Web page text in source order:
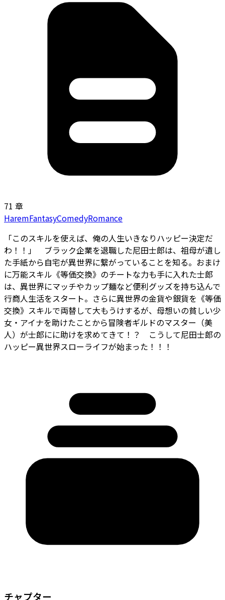
71 章
HaremFantasyComedyRomance
「このスキルを使えば、俺の人生いきなりハッピー決定だ
わ！！」 ブラック企業を退職した尼田士郎は、祖母が遺し
た手紙から自宅が異世界に繋がっていることを知る。おまけ
に万能スキル《等価交換》のチートな力も手に入れた士郎
は、異世界にマッチやカップ麺など便利グッズを持ち込んで
行商人生活をスタート。さらに異世界の金貨や銀貨を《等価
交換》スキルで両替して大もうけするが、母想いの貧しい少
女・アイナを助けたことから冒険者ギルドのマスター（美
人）が士郎にに助けを求めてきて――！？ こうして尼田士郎の
ハッピー異世界スローライフが始まった！！！
チャプター